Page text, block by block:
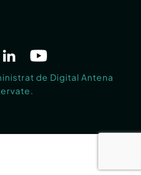
de Digital Antena